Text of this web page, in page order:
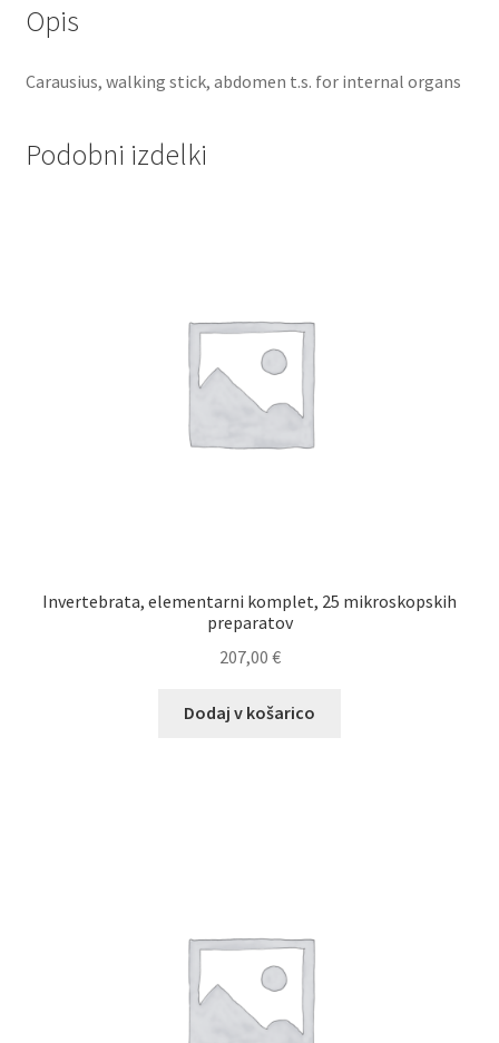
Opis
Carausius, walking stick, abdomen t.s. for internal organs
Podobni izdelki
Invertebrata, elementarni komplet, 25 mikroskopskih
preparatov
207,00 €
Dodaj v košarico